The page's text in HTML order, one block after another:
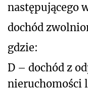
następującego
dochód
gdzie:
D – dochód z
nieruchomości